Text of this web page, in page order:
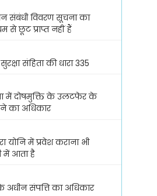
संबंधी विवरण सूचना का
से छूट प्राप्त नहीं हैं
संहिता की धारा 335
में दोषमुक्ति के उलटफेर के
का अधिकार
योनि में प्रवेश कराना भी
में आता है
संपत्ति का अधिकार